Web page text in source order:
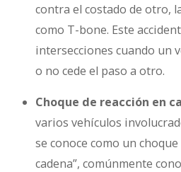
contra el costado de otro,
como T-bone. Este
intersecciones cuando un
o no cede el paso a otro.
Choque de reacción en
varios vehículos
se conoce como un choque
cadena”, comúnmente